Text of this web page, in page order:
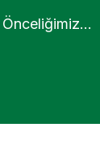
Önceliğimiz…